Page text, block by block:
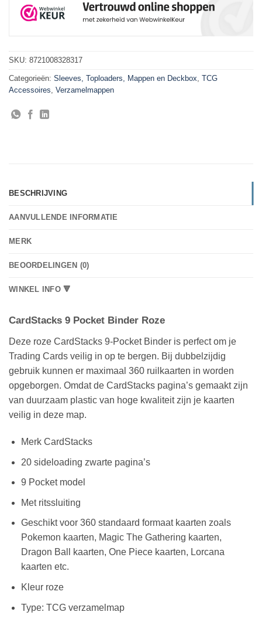
SKU: 8721008328317
Categorieën: Sleeves, Toploaders, Mappen en Deckbox, TCG
Accessoires, Verzamelmappen
BESCHRIJVING
AANVULLENDE INFORMATIE
MERK
BEOORDELINGEN (0)
WINKEL INFO 🔻
CardStacks 9 Pocket Binder Roze
Deze roze CardStacks 9-Pocket Binder is perfect om je
Trading Cards veilig in op te bergen. Bij dubbelzijdig
gebruik kunnen er maximaal 360 ruilkaarten in worden
opgeborgen. Omdat de CardStacks pagina’s gemaakt zijn
van duurzaam plastic van hoge kwaliteit zijn je kaarten
veilig in deze map.
Merk CardStacks
20 sideloading zwarte pagina’s
9 Pocket model
Met ritssluiting
Geschikt voor 360 standaard formaat kaarten zoals
Pokemon kaarten, Magic The Gathering kaarten,
Dragon Ball kaarten, One Piece kaarten, Lorcana
kaarten etc.
Kleur roze
Type: TCG verzamelmap